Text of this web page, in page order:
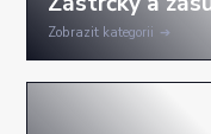
Zobrazit kategorii